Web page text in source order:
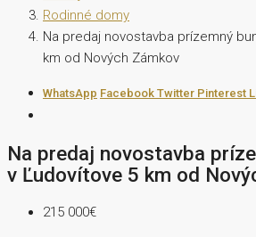
Rodinné domy
Na predaj novostavba prízemný
km od Nových Zámkov
WhatsApp Facebook Twitter Pinterest
Na predaj novostavba
v Ľudovítove 5 km od
215 000€